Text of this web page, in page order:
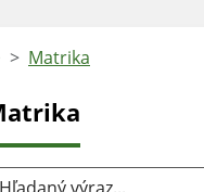
Matrika
výraz...